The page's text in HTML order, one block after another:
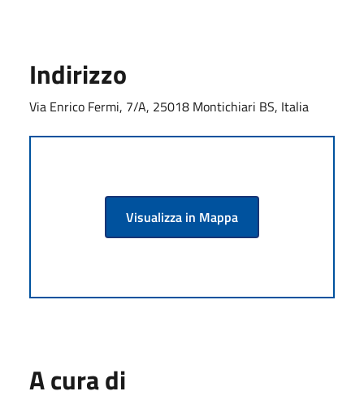
Indirizzo
Via Enrico Fermi, 7/A, 25018 Montichiari BS, Italia
Visualizza in Mappa
A cura di